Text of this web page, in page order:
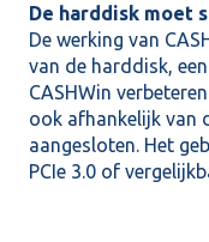
De harddisk moet
De werking van
van de harddisk,
CASHWin
ook afhankelijk van
aangesloten. Het
PCIe 3.0 of